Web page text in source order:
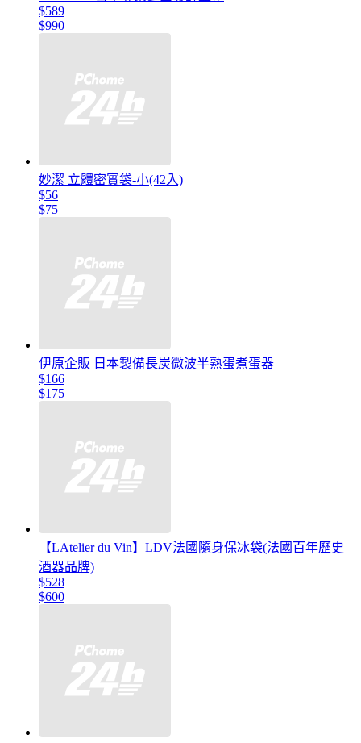
$589
$990
妙潔 立體密實袋-小(42入)
$56
$75
伊原企販 日本製備長炭微波半熟蛋煮蛋器
$166
$175
【LAtelier du Vin】LDV法國隨身保冰袋(法國百年歷史
酒器品牌)
$528
$600